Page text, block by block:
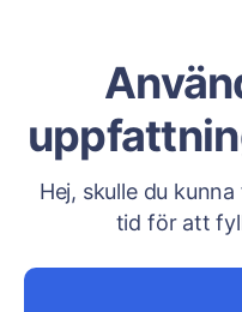
Hej, skulle du
tid för att